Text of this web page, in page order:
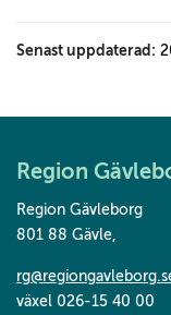
Senast uppdaterad:
Region
Region Gävleborg
801 88 Gävle,
växel 026-15 40 00